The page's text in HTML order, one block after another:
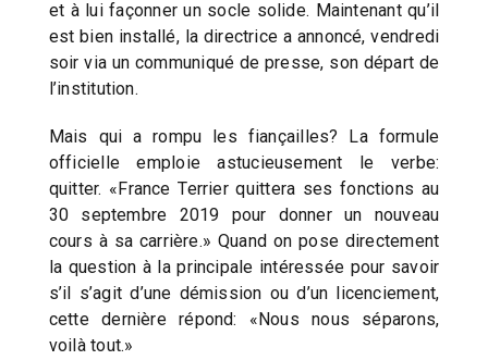
et à lui façonner un socle solide. Maintenant qu’il
est bien installé, la directrice a annoncé, vendredi
soir via un communiqué de presse, son départ de
l’institution.
Mais qui a rompu les fiançailles? La formule
officielle emploie astucieusement le verbe:
quitter. «France Terrier quittera ses fonctions au
30 septembre 2019 pour donner un nouveau
cours à sa carrière.» Quand on pose directement
la question à la principale intéressée pour savoir
s’il s’agit d’une démission ou d’un licenciement,
cette dernière répond: «Nous nous séparons,
voilà tout.»